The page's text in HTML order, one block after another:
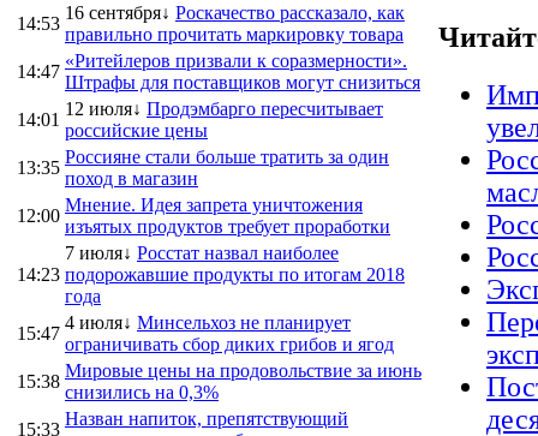
14:53
16 сентября↓ Роскачество рассказало, как
правильно прочитать маркировку товара
14:47
«Ритейлеров призвали к соразмерности».
Штрафы для поставщиков могут снизиться
14:01
12 июля↓ Продэмбарго пересчитывает
российские цены
13:35
Россияне стали больше тратить за один
поход в магазин
12:00
Мнение. Идея запрета уничтожения
изъятых продуктов требует проработки
14:23
7 июля↓ Росстат назвал наиболее
подорожавшие продукты по итогам 2018
года
15:47
4 июля↓ Минсельхоз не планирует
ограничивать сбор диких грибов и ягод
15:38
Мировые цены на продовольствие за июнь
снизились на 0,3%
15:33
Назван напиток, препятствующий